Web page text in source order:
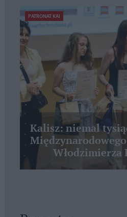
PATRONAT KAI
Kalisz: niemal
Włodzimierza